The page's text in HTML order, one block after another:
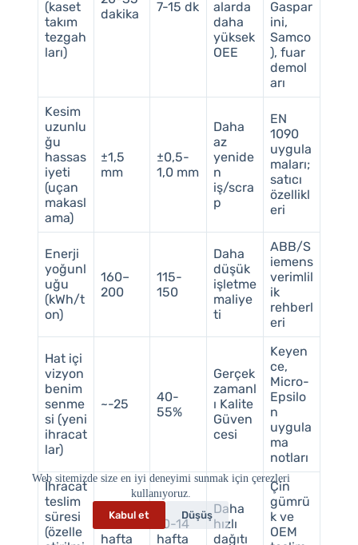
Web sitemizde size en iyi deneyimi sunmak için çerezleri
kullanıyoruz.
Kabul et
Düşüş
(kaset
takım
tezgah
ları)
dakika
7-15 dk
alarda
daha
yüksek
OEE
Gaspar
ini,
Samco
), fuar
demol
arı
Kesim
uzunlu
ğu
hassas
iyeti
(uçan
makasl
ama)
±1,5
mm
±0,5-
1,0 mm
Daha
az
yenide
n
iş/scra
p
EN
1090
uygula
maları;
satıcı
özellikl
eri
Enerji
yoğunl
uğu
(kWh/t
on)
160–
200
115-
150
Daha
düşük
işletme
maliye
ti
ABB/S
iemens
verimlil
ik
rehberl
eri
Hat içi
vizyon
benim
senme
si (yeni
ihracat
lar)
~-25
40-
55%
Gerçek
zamanl
ı Kalite
Güven
cesi
Keyen
ce,
Micro-
Epsilo
n
uygula
ma
notları
İhracat
teslim
süresi
(özelle
hafta
10-14
hafta
Daha
hızlı
dağıtı
Çin
gümrü
k ve
OEM